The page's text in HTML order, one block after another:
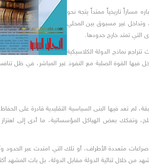
مساراً تاريخياً ممتداً يتجه نحو
وتداخل غير مسبوق بين المحلي
التي تمتد خارج حدودها.
نماذج الدولة الكلاسيكية
فيها القوة الصلبة مع النفوذ غير المباشر، في ظل
فيها البنى السياسية التقليدية قادرة على الحفاظ
بعض الهياكل المؤسساتية، ما أدى إلى اهتزاز
متعددة الأطراف، أو تلك التي امتدت عبر
من خلال ثنائية الدولة مقابل الدولة، بل بات